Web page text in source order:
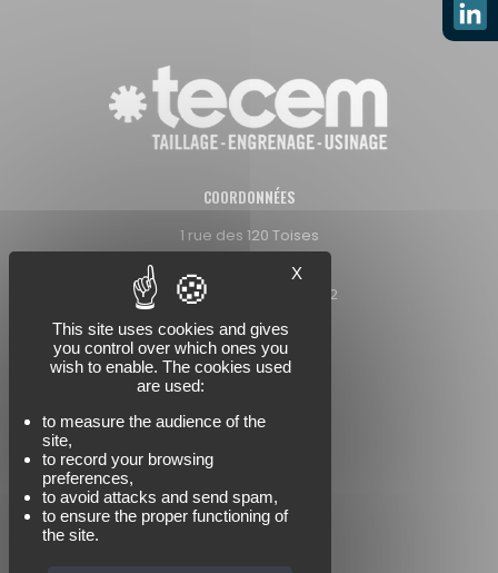
COORDONNÉES
1 rue des 120 Toises
38130 Echirolles
Tél : +33 (0)4 76 09 08 62
X
This site uses cookies and gives
you control over which ones you
wish to enable. The cookies used
are used:
to measure the audience of the
site,
to record your browsing
preferences,
to avoid attacks and send spam,
to ensure the proper functioning of
the site.